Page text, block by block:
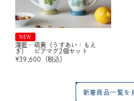
NEW
薄藍・萌黄（うすあい・もえ
ぎ） ビアマグ2個セット
¥39,600 （税込）
新着商品一覧を